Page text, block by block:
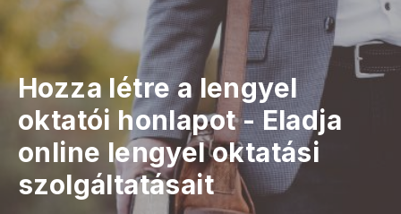
Hozza létre a lengyel
oktatói honlapot-Eladja
online lengyel oktatási
szolgáltatásait